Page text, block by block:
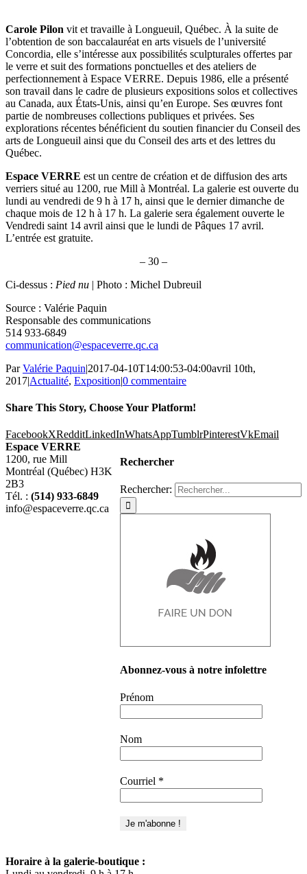
Carole Pilon vit et travaille à Longueuil, Québec. À la suite de
l’obtention de son baccalauréat en arts visuels de l’université
Concordia, elle s’intéresse aux possibilités sculpturales offertes par
le verre et suit des formations ponctuelles et des ateliers de
perfectionnement à Espace VERRE. Depuis 1986, elle a présenté
son travail dans le cadre de plusieurs expositions solos et collectives
au Canada, aux États-Unis, ainsi qu’en Europe. Ses œuvres font
partie de nombreuses collections publiques et privées. Ses
explorations récentes bénéficient du soutien financier du Conseil des
arts de Longueuil ainsi que du Conseil des arts et des lettres du
Québec.
Espace VERRE est un centre de création et de diffusion des arts
verriers situé au 1200, rue Mill à Montréal. La galerie est ouverte du
lundi au vendredi de 9 h à 17 h, ainsi que le dernier dimanche de
chaque mois de 12 h à 17 h. La galerie sera également ouverte le
Vendredi saint 14 avril ainsi que le lundi de Pâques 17 avril.
L’entrée est gratuite.
– 30 –
Ci-dessus : Pied nu | Photo : Michel Dubreuil
Source : Valérie Paquin
Responsable des communications
514 933-6849
communication@espaceverre.qc.ca
ParValérie Paquin|2017-04-10T14:00:53-04:00avril 10th,
2017|Actualité, Exposition|0 commentaire
Share This Story, Choose Your Platform!
FacebookXRedditLinkedInWhatsAppTumblrPinterestVkEmail
Rechercher
Rechercher:
Abonnez-vous à notre infolettre
Prénom
Nom
Courriel *
Espace VERRE
1200, rue Mill
Montréal (Québec) H3K
2B3
Tél. : (514) 933-6849
info@espaceverre.qc.ca
Horaire à la galerie-boutique :